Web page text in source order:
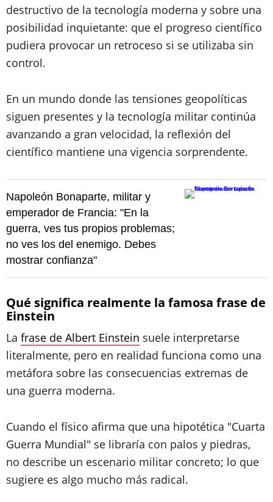
destructivo de la tecnología moderna y sobre una
posibilidad inquietante: que el progreso científico
pudiera provocar un retroceso si se utilizaba sin
control.
En un mundo donde las tensiones geopolíticas
siguen presentes y la tecnología militar continúa
avanzando a gran velocidad, la reflexión del
científico mantiene una vigencia sorprendente.
Napoleón Bonaparte, militar y
emperador de Francia: "En la
guerra, ves tus propios problemas;
no ves los del enemigo. Debes
mostrar confianza"
Qué significa realmente la famosa frase de
Einstein
La frase de Albert Einstein suele interpretarse
literalmente, pero en realidad funciona como una
metáfora sobre las consecuencias extremas de
una guerra moderna.
Cuando el físico afirma que una hipotética "Cuarta
Guerra Mundial" se libraría con palos y piedras,
no describe un escenario militar concreto; lo que
sugiere es algo mucho más radical.